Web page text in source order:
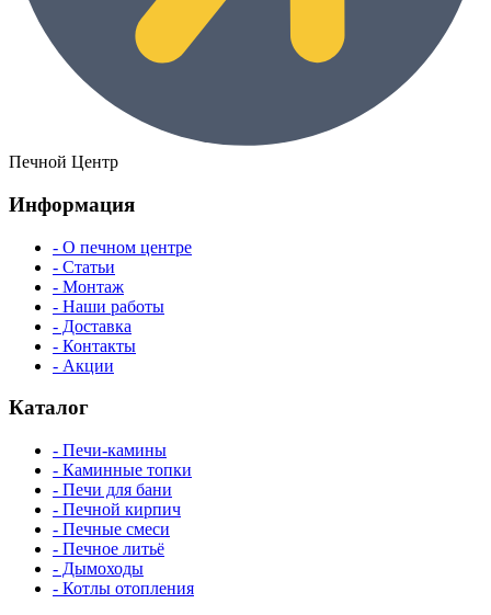
Печной Центр
Информация
- О печном центре
- Статьи
- Монтаж
- Наши работы
- Доставка
- Контакты
- Акции
Каталог
- Печи-камины
- Каминные топки
- Печи для бани
- Печной кирпич
- Печные смеси
- Печное литьё
- Дымоходы
- Котлы отопления